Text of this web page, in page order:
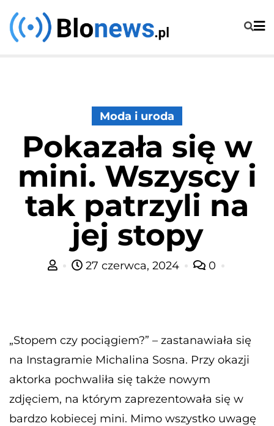
Skip
to
Moda i uroda
Pokazała się w
mini. Wszyscy i
tak patrzyli na
jej stopy
27 czerwca, 2024 0
„Stopem czy pociągiem?” – zastanawiała się
na Instagramie Michalina Sosna. Przy okazji
aktorka pochwaliła się także nowym
zdjęciem, na którym zaprezentowała się w
bardzo kobiecej mini. Mimo wszystko uwagę